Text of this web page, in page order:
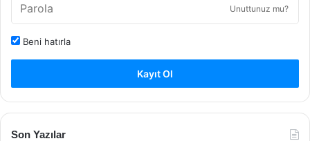
Unuttunuz mu?
Beni hatırla
Kayıt Ol
Son Yazılar